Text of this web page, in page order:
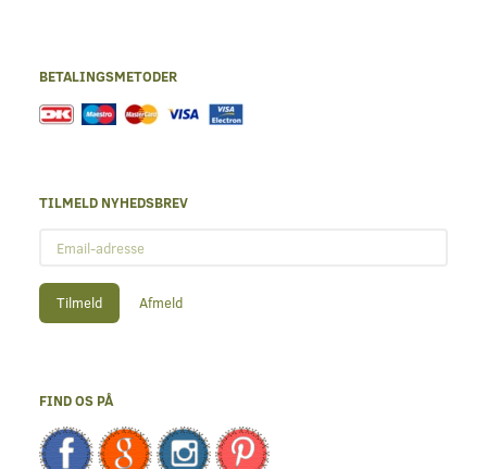
BETALINGSMETODER
TILMELD NYHEDSBREV
adresse
Tilmeld Afmeld
FIND OS PÅ